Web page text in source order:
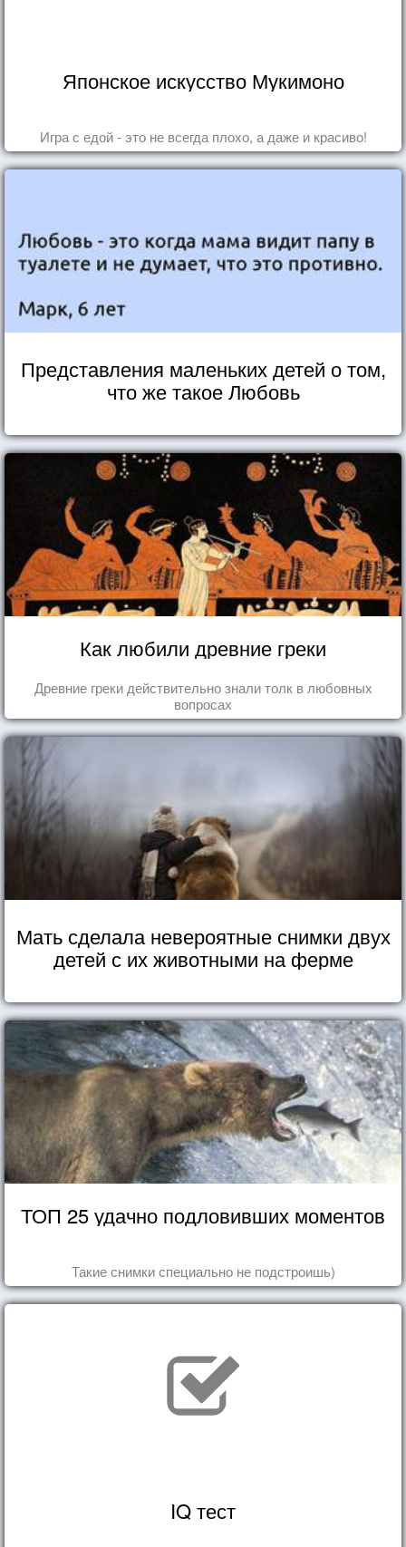
Японское искусство Мукимоно
Игра с едой - это не всегда плохо, а даже и красиво!
Представления маленьких детей о том,
что же такое Любовь
Как любили древние греки
Древние греки действительно знали толк в любовных
вопросах
Мать сделала невероятные снимки двух
детей с их животными на ферме
ТОП 25 удачно подловивших моментов
Такие снимки специально не подстроишь)
IQ тест